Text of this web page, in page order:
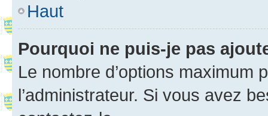
Haut
Pourquoi ne puis-je pas
Le nombre d’options maximum
l’administrateur. Si vous avez